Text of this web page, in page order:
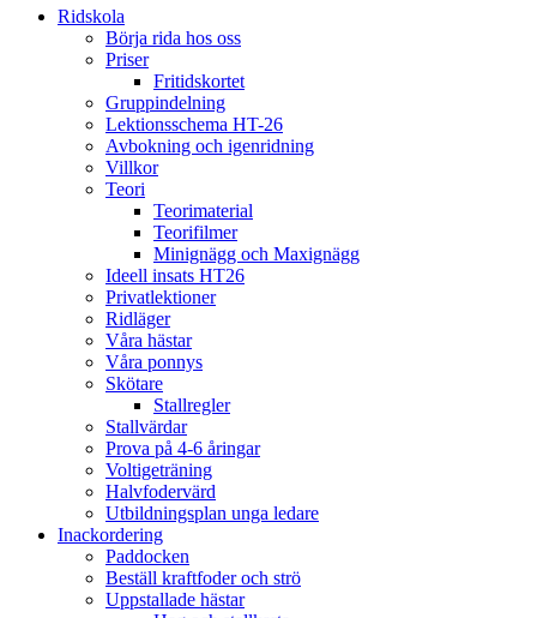
Ridskola
Börja rida hos oss
Priser
Fritidskortet
Gruppindelning
Lektionsschema HT-26
Avbokning och igenridning
Villkor
Teori
Teorimaterial
Teorifilmer
Minignägg och Maxignägg
Ideell insats HT26
Privatlektioner
Ridläger
Våra hästar
Våra ponnys
Skötare
Stallregler
Stallvärdar
Prova på 4-6 åringar
Voltigeträning
Halvfodervärd
Utbildningsplan unga ledare
Inackordering
Paddocken
Beställ kraftfoder och strö
Uppstallade hästar